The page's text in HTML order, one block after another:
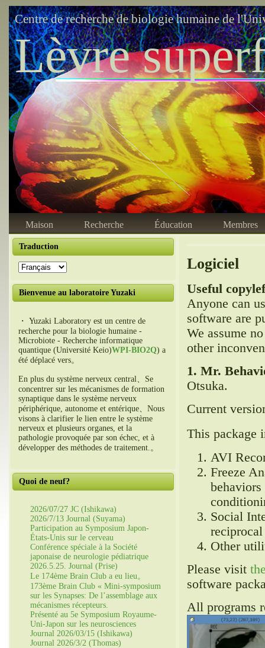
Centre de recherche de biologie humaine de
Lèvre
Maison Recherche Éducation Membres
Traduction
Bienvenue au laboratoire Yuzaki
・ Yuzaki Laboratory est un centre de
recherche pour la biologie humaine -
Microbiote - Recherche informatique
quantique (Université Keio)WPI-BIO2Q) a
été déplacé vers。
En plus du système nerveux central、Se
concentrer sur les mécanismes de formation
synaptique dans le système nerveux
périphérique, autonome et entérique、Nous
visons à clarifier le lien entre le système
nerveux et plusieurs organes, et la
pathologie provoquée par son échec, et à
développer des méthodes de traitement.。
Quoi de neuf?
2026/07/27 JC (Ishikawa)
2026/7/13 Journal (Suyama)
Participation au Symposium Japon-
États-Unis sur le cerveau
Conférence spéciale à la Société
japonaise de neurologie pédiatrique
2026.5.25. Journal (Prise)
Le 174ème Brain Club a eu lieu。
173ème Brain Club « Mini-symposium
sur les Synapses: De l’assemblage aux
mécanismes récepteurs.
Présenté au 5e Symposium Royaume-
Uni-Japon sur les neurosciences
Journal 2026/03/15 (Ishikawa)
Journal 2026/3/2 (Thomas)
Logiciel
Useful
Anyone can
software are
We assume
other
1. Mr.
Otsuka.
Current
This package
AVI
Freeze
Social
Other
Please visit
software
All programs